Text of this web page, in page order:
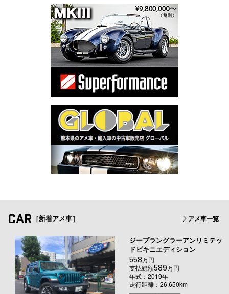
CAR ［新着アメ車］ アメ車一覧
ジープラングラーアンリミテッ
ドビキニエディション
558万円
支払総額589万円
年式：2019年
走行距離：26,650km